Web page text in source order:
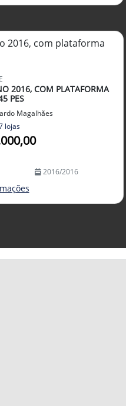
2016, COM PLATAFORMA
PES
Magalhães
lojas
2016/2016